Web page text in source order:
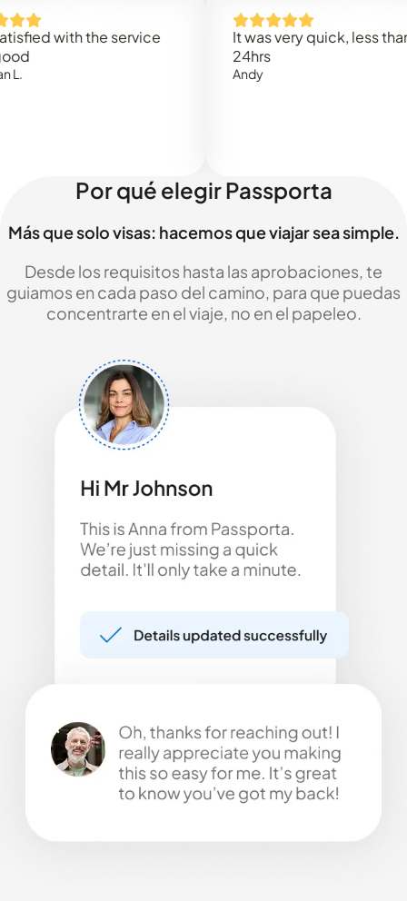
with the service
It was very quick, less than
Por qué elegir Passporta
Más que solo visas: hacemos que viajar sea simple.
Desde los requisitos hasta las aprobaciones, te
guiamos en cada paso del camino, para que puedas
concentrarte en el viaje, no en el papeleo.